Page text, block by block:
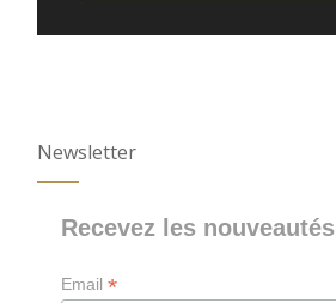
Newsletter
Recevez les nouveautés
Email*